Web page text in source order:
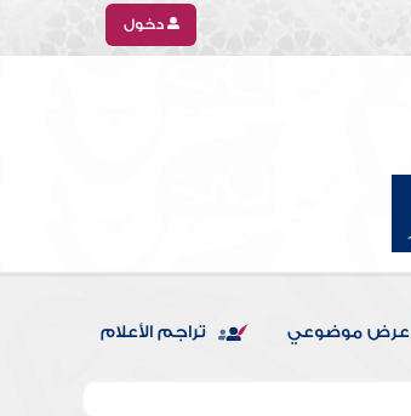
دخول
عرض موضوعي تراجم الأعلام